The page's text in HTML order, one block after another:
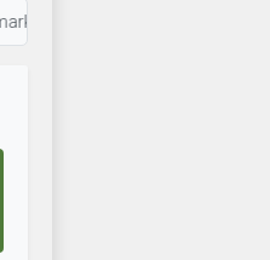
Uhr: Islandboys bereitet